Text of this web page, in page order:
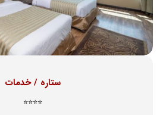
ستاره / خدمات
⭐⭐⭐⭐